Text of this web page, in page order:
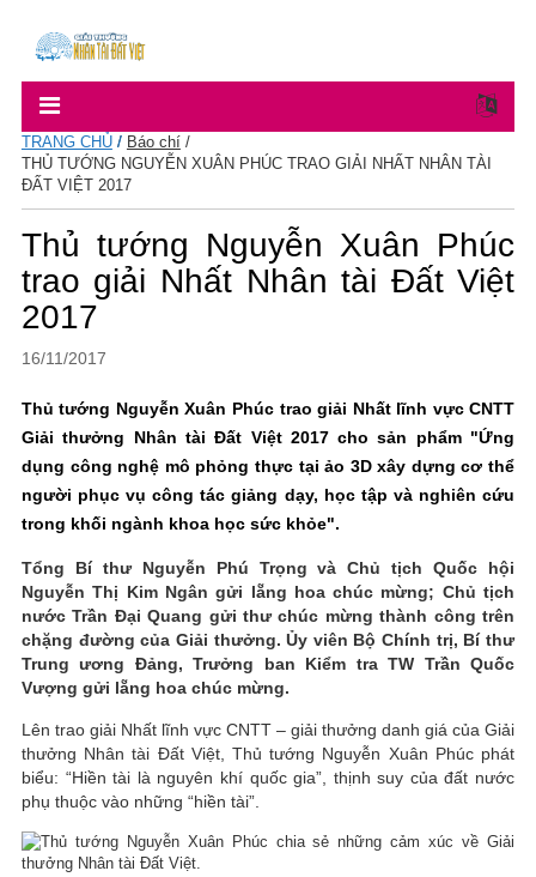
TRANG CHỦ/ Báo chí/
THỦ TƯỚNG NGUYỄN XUÂN PHÚC TRAO GIẢI NHẤT NHÂN TÀI
ĐẤT VIỆT 2017
Thủ tướng Nguyễn Xuân Phúc
trao giải Nhất Nhân tài Đất Việt
2017
16/11/2017
Thủ tướng Nguyễn Xuân Phúc trao giải Nhất lĩnh vực CNTT
Giải thưởng Nhân tài Đất Việt 2017 cho sản phẩm "Ứng
dụng công nghệ mô phỏng thực tại ảo 3D xây dựng cơ thể
người phục vụ công tác giảng dạy, học tập và nghiên cứu
trong khối ngành khoa học sức khỏe".
Tổng Bí thư Nguyễn Phú Trọng và Chủ tịch Quốc hội
Nguyễn Thị Kim Ngân gửi lẵng hoa chúc mừng; Chủ tịch
nước Trần Đại Quang gửi thư chúc mừng thành công trên
chặng đường của Giải thưởng. Ủy viên Bộ Chính trị, Bí thư
Trung ương Đảng, Trưởng ban Kiểm tra TW Trần Quốc
Vượng gửi lẵng hoa chúc mừng.
Lên trao giải Nhất lĩnh vực CNTT – giải thưởng danh giá của Giải
thưởng Nhân tài Đất Việt, Thủ tướng Nguyễn Xuân Phúc phát
biểu: “Hiền tài là nguyên khí quốc gia”, thịnh suy của đất nước
phụ thuộc vào những “hiền tài”.